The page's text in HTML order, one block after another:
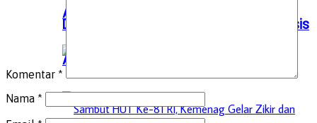
AI
Digit Percepat Transformasi Berbasis
AI
Komentar *
Nama *